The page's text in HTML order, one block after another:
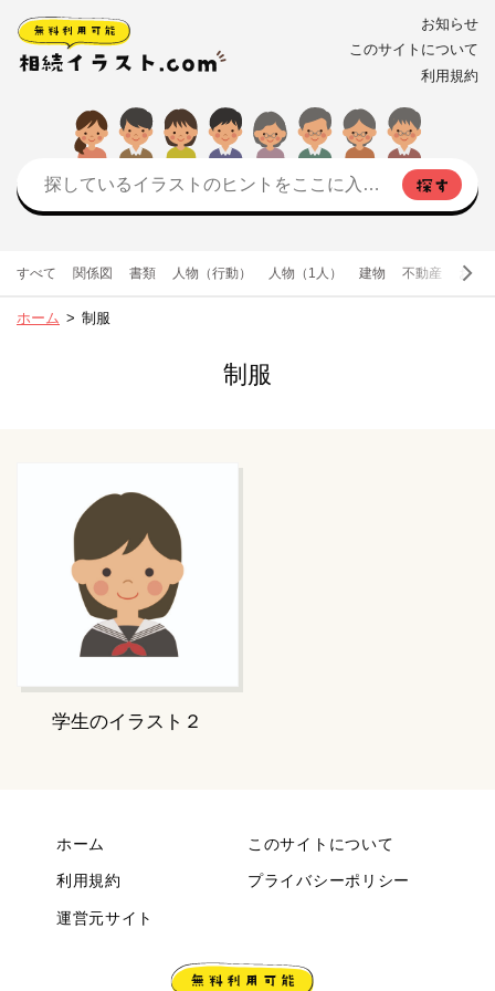
お知らせ
このサイトについて
利用規約
すべて 関係図 書類 人物（行動） 人物（1人） 建物 不動産 お金
制服
ホーム 制服
学生のイラスト２
ホーム このサイトについて
利用規約 プライバシーポリシー
運営元サイト